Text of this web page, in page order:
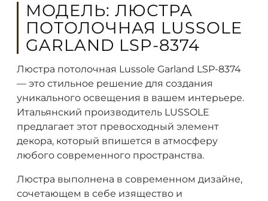
МОДЕЛЬ: ЛЮСТРА
ПОТОЛОЧНАЯ LUSSOLE
GARLAND LSP-8374
Люстра потолочная Lussole Garland LSP-8374
— это стильное решение для создания
уникального освещения в вашем интерьере.
Итальянский производитель LUSSOLE
предлагает этот превосходный элемент
декора, который впишется в атмосферу
любого современного пространства.
Люстра выполнена в современном дизайне,
сочетающем в себе изящество и